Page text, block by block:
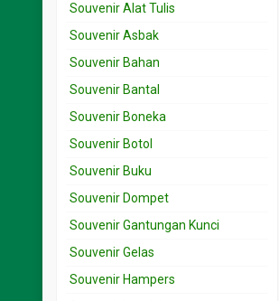
Souvenir Alat Tulis
Souvenir Asbak
Souvenir Bahan
Souvenir Bantal
Souvenir Boneka
Souvenir Botol
Souvenir Buku
Souvenir Dompet
Souvenir Gantungan Kunci
Souvenir Gelas
Souvenir Hampers